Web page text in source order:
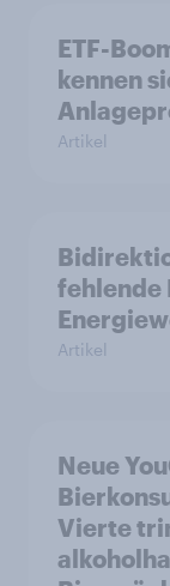
ETF-
kennen
Artikel
fehlende
Artikel
Neue
Vierte